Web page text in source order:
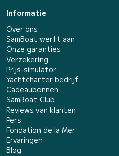
Informatie
Over ons
SamBoat werft aan
Onze garanties
Verzekering
Prijs-simulator
Yachtcharter bedrijf
Cadeaubonnen
SamBoat Club
Reviews van klanten
Pers
Fondation de la Mer
Ervaringen
Blog